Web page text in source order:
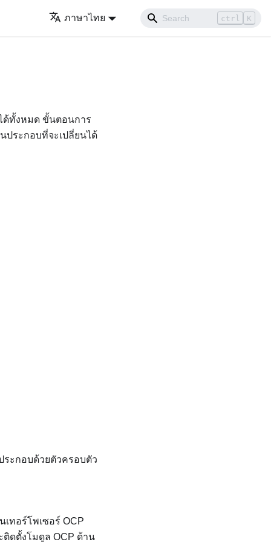
ภาษาไทย ctrl K
ด้ทั้งหมด ขั้นตอนการ
ประกอบที่จะเปลี่ยนได้
ะกอบด้วยตัวครอบตัว
ทอร์โพเซอร์ OCP
ดตั้งโมดูล OCP ด้าน